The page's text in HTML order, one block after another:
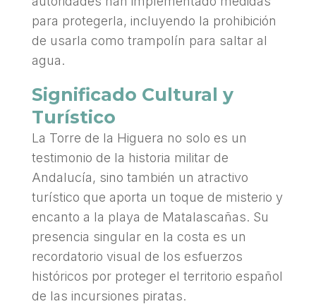
para protegerla, incluyendo la prohibición
de usarla como trampolín para saltar al
agua.
Significado Cultural y
Turístico
La Torre de la Higuera no solo es un
testimonio de la historia militar de
Andalucía, sino también un atractivo
turístico que aporta un toque de misterio y
encanto a la playa de Matalascañas. Su
presencia singular en la costa es un
recordatorio visual de los esfuerzos
históricos por proteger el territorio español
de las incursiones piratas.